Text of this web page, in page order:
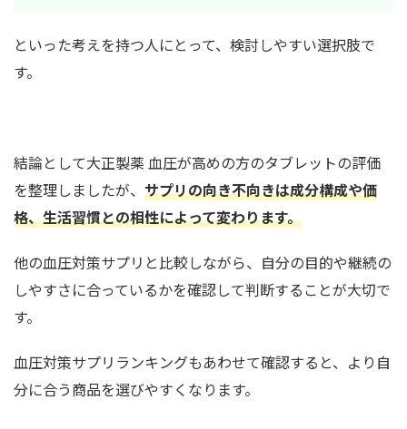
といった考えを持つ人にとって、検討しやすい選択肢で
す。
結論として大正製薬 血圧が高めの方のタブレットの評価
を整理しましたが、 サプリの向き不向きは成分構成や価
格、生活習慣との相性によって変わります。
他の血圧対策サプリと比較しながら、自分の目的や継続の
しやすさに合っているかを確認して判断することが大切で
す。
血圧対策サプリランキングもあわせて確認すると、より自
分に合う商品を選びやすくなります。